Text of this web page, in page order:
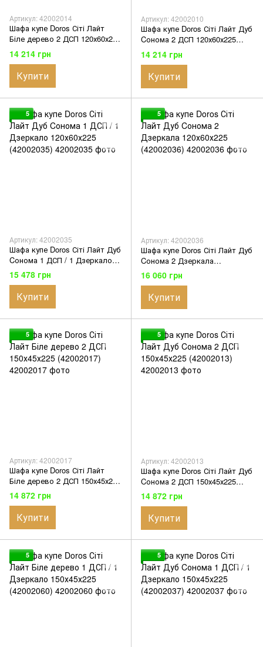
Артикул: 42002014
Шафа купе Doros Сіті Лайт
Біле дерево 2 ДСП 120х60х225
(42002014)
14 214 грн
Купити
Артикул: 42002010
Шафа купе Doros Сіті Лайт Дуб
Cонома 2 ДСП 120х60х225
(42002010)
14 214 грн
Купити
5
Артикул: 42002035
Шафа купе Doros Сіті Лайт Дуб
Cонома 1 ДСП / 1 Дзеркало
120х60х225 (42002035)
15 478 грн
Купити
5
Артикул: 42002036
Шафа купе Doros Сіті Лайт Дуб
Cонома 2 Дзеркала
120х60х225 (42002036)
16 060 грн
Купити
5
Артикул: 42002017
Шафа купе Doros Сіті Лайт
Біле дерево 2 ДСП 150х45х225
(42002017)
14 872 грн
Купити
5
Артикул: 42002013
Шафа купе Doros Сіті Лайт Дуб
Cонома 2 ДСП 150х45х225
(42002013)
14 872 грн
Купити
5 5